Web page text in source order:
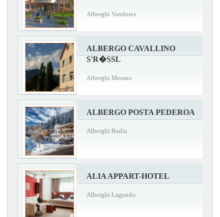
Alberghi Vandoies
ALBERGO CAVALLINO
S'R�SSL
Alberghi Merano
ALBERGO POSTA PEDEROA
Alberghi Badia
ALIA APPART-HOTEL
Alberghi Lagundo